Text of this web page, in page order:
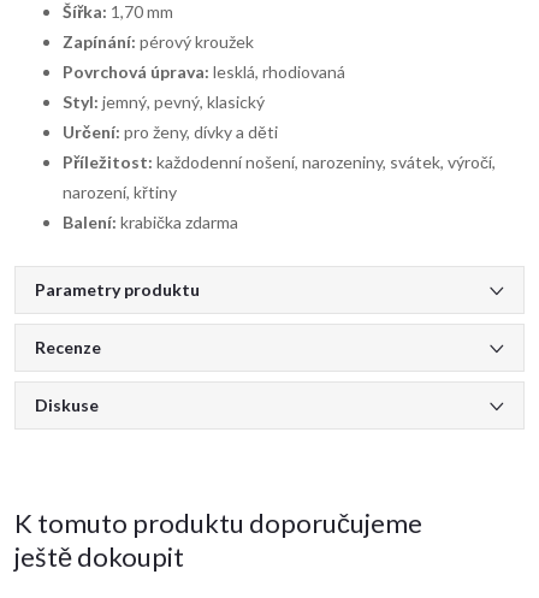
Šířka: 1,70 mm
Zapínání: pérový kroužek
Povrchová úprava: lesklá, rhodiovaná
Styl: jemný, pevný, klasický
Určení: pro ženy, dívky a děti
Příležitost: každodenní nošení, narozeniny, svátek, výročí,
narození, křtiny
Balení: krabička zdarma
Parametry produktu
Recenze
Diskuse
K tomuto produktu doporučujeme
ještě dokoupit